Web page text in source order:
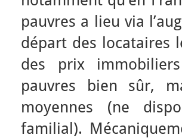
pauvres a lieu via
départ des locataires
des prix
pauvres bien sûr,
moyennes (ne
familial).